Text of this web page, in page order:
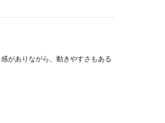
がありながら、動きやすさもある